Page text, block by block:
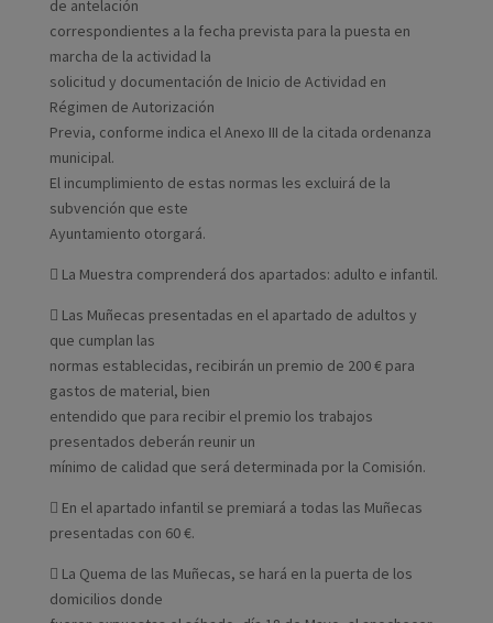
de antelación
correspondientes a la fecha prevista para la puesta en
marcha de la actividad la
solicitud y documentación de Inicio de Actividad en
Régimen de Autorización
Previa, conforme indica el Anexo III de la citada ordenanza
municipal.
El incumplimiento de estas normas les excluirá de la
subvención que este
Ayuntamiento otorgará.
 La Muestra comprenderá dos apartados: adulto e infantil.
 Las Muñecas presentadas en el apartado de adultos y
que cumplan las
normas establecidas, recibirán un premio de 200 € para
gastos de material, bien
entendido que para recibir el premio los trabajos
presentados deberán reunir un
mínimo de calidad que será determinada por la Comisión.
 En el apartado infantil se premiará a todas las Muñecas
presentadas con 60 €.
 La Quema de las Muñecas, se hará en la puerta de los
domicilios donde